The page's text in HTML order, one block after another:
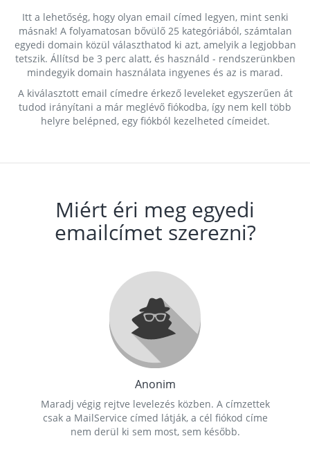
Itt a lehetőség, hogy olyan email címed legyen, mint senki
másnak! A folyamatosan bővülő 25 kategóriából, számtalan
egyedi domain közül választhatod ki azt, amelyik a legjobban
tetszik. Állítsd be 3 perc alatt, és használd - rendszerünkben
mindegyik domain használata ingyenes és az is marad.
A kiválasztott email címedre érkező leveleket egyszerűen át
tudod irányítani a már meglévő fiókodba, így nem kell több
helyre belépned, egy fiókból kezelheted címeidet.
Miért éri meg egyedi
emailcímet szerezni?
Anonim
Maradj végig rejtve levelezés közben. A címzettek
csak a MailService címed látják, a cél fiókod címe
nem derül ki sem most, sem később.